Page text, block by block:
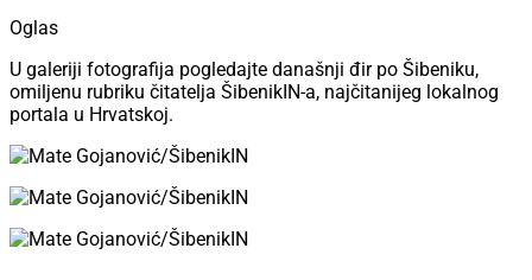
Oglas
U galeriji fotografija pogledajte današnji đir po Šibeniku,
omiljenu rubriku čitatelja ŠibenikIN-a, najčitanijeg lokalnog
portala u Hrvatskoj.